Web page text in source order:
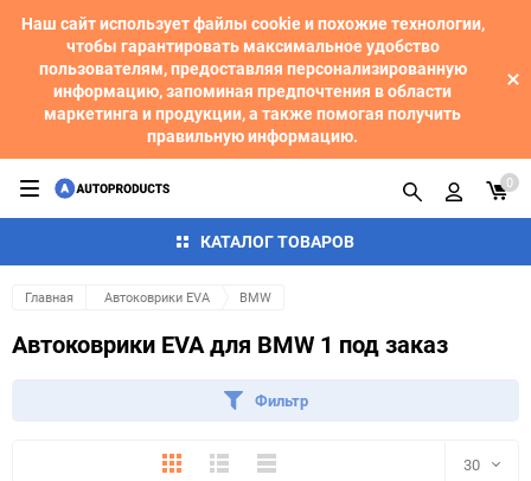
Наш сайт использует файлы cookie и похожие технологии,
чтобы гарантировать максимальное удобство
пользователям, предоставляя персонализированную
информацию, запоминая предпочтения в области
маркетинга и продукции, а также помогая получить
правильную информацию.
КАТАЛОГ ТОВАРОВ
0
Главная Автоковрики EVA BMW
Автоковрики EVA для BMW 1 под заказ
Фильтр
ПлиткаПодробноКомпактно 30